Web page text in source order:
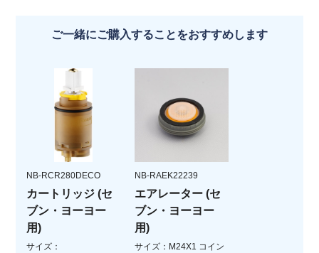
ご一緒にご購入することをおすすめします
NB-RCR280DECO
カートリッジ (セ
ブン・ヨーヨー
用)
サイズ：
NB-RAEK22239
エアレーター (セ
ブン・ヨーヨー
用)
サイズ：M24X1 コイン